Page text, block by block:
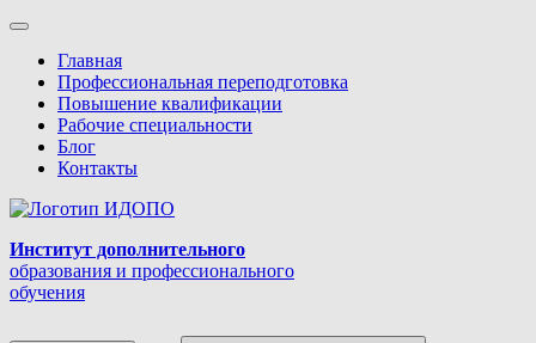
Главная
Профессиональная переподготовка
Повышение квалификации
Рабочие специальности
Блог
Контакты
Институт дополнительного
образования и профессионального
обучения